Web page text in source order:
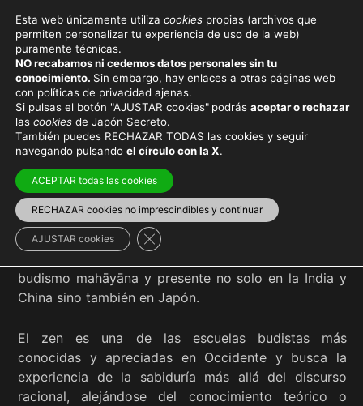
ZEN
Viaja con el mejor seguro y
budismo mahāyāna y presente no solo en la India y
China sino también en Japón.
El zen es una de las escuelas budistas más
conocidas y apreciadas en Occidente y busca la
experiencia de la sabiduría más allá del discurso
racional, alejándose del conocimiento teórico o
Esta web únicamente utiliza cookies propias (archivos que
permiten personalizar tu experiencia de uso de la web)
puramente técnicas.
NO recabamos ni cedemos datos personales sin tu
conocimiento. Sin embargo, hay enlaces a otras páginas web
con políticas de privacidad ajenas.
Si pulsas el botón "AJUSTAR cookies" podrás aceptar o rechazar
las cookies de Japón Secreto.
También puedes RECHAZAR TODAS las cookies y seguir
navegando pulsando el círculo con la X.
ACEPTAR todas las cookies
RECHAZAR cookies no imprescindibles y continuar
AJUSTAR cookies Cerrar el banner de cookies RGPD